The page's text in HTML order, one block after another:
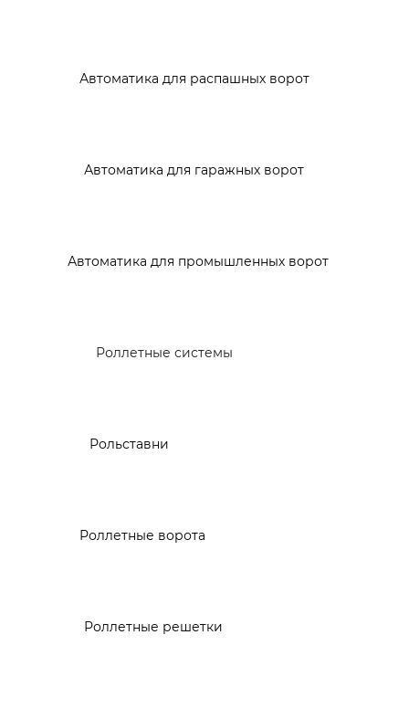
Автоматика для распашных ворот
Автоматика для гаражных ворот
Автоматика для промышленных ворот
Роллетные системы
Рольставни
Роллетные ворота
Роллетные решетки